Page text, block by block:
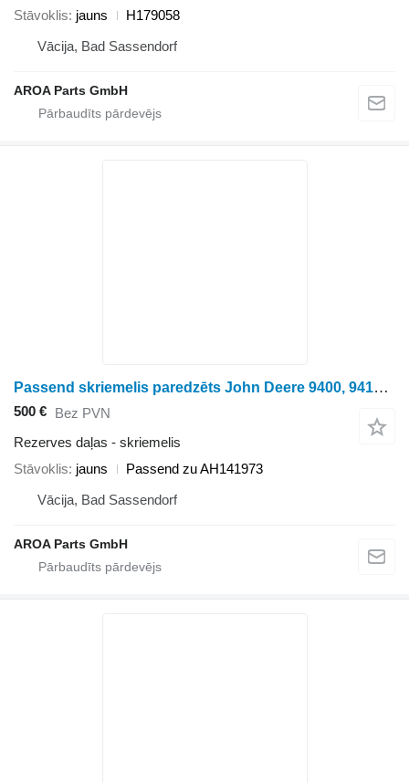
Stāvoklis jauns
H179058
Vācija, Bad Sassendorf
AROA Parts GmbH
Passend skriemelis paredzēts John Deere 9400, 9410, 9450, 9500, 9500SH, 9510, 9510SH, 9550, 9550SH, 9560 graudu kombaina
500 € Bez PVN
Rezerves daļas - skriemelis
Stāvoklis jauns
Passend zu AH141973
Vācija, Bad Sassendorf
AROA Parts GmbH